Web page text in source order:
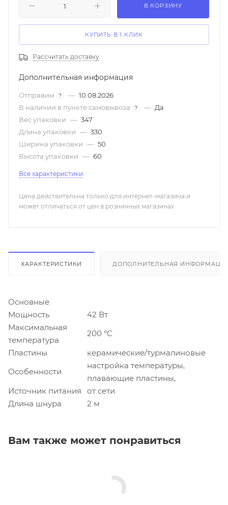
В КОРЗИНУ
КУПИТЬ В 1 КЛИК
Рассчитать доставку
Дополнительная информация
Отправим ? — 10.08.2026
В наличии в пункте самовывоза
? — Да
Вес упаковки — 347
Длина упаковки — 330
Ширина упаковки — 50
Высота упаковки — 60
Все характеристики
Цена действительна только для интернет-магазина и
может отличаться от цен в розничных магазинах
ХАРАКТЕРИСТИКИ ДОПОЛНИТЕЛЬНАЯ
Основные
Мощность
42 Вт
Максимальная
температура
200 °С
Пластины
керамические/турмалиновые
Особенности
настройка температуры,
плавающие пластины,
Источник питания
от сети
Длина шнура
2 м
Вам также может понравиться